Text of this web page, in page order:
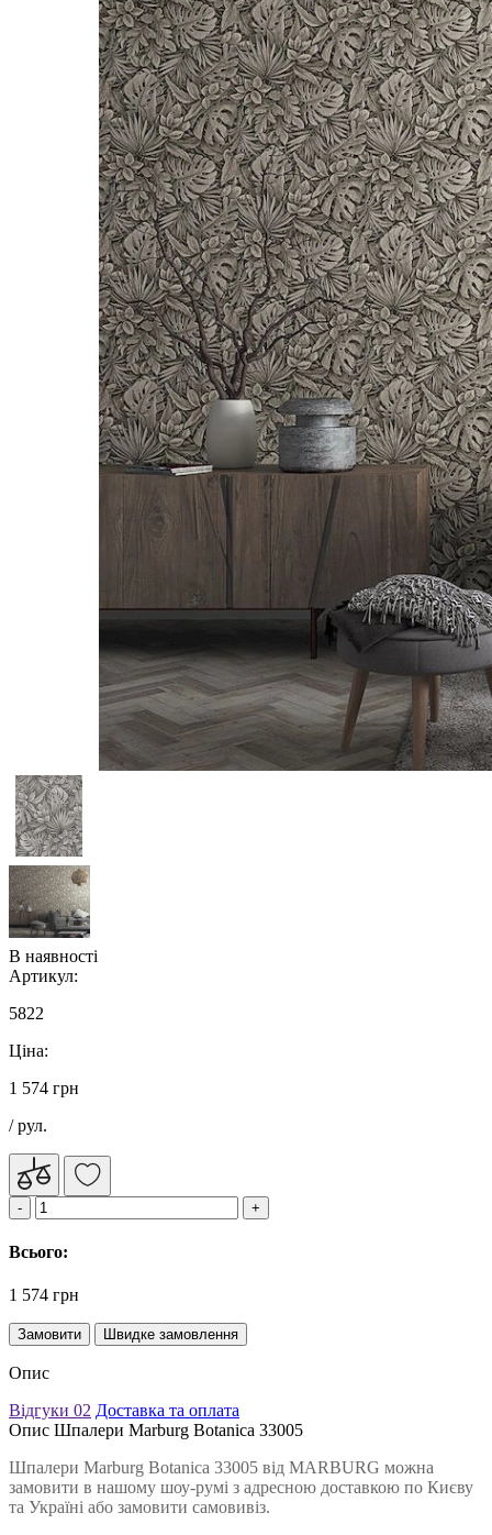
В наявності
Артикул:
5822
Ціна:
1 574 грн
/ рул.
Всього:
1 574 грн
Замовити Швидке замовлення
Опис
Відгуки 02 Доставка та оплата
Опис Шпалери Marburg Botanica 33005
Шпалери Marburg Botanica 33005 від MARBURG можна
замовити в нашому шоу-румі з адресною доставкою по Києву
та Україні або замовити самовивіз.